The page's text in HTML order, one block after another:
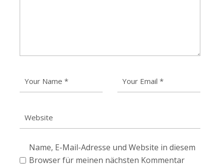
Name, E-Mail-Adresse und Website in diesem
Browser für meinen nächsten Kommentar